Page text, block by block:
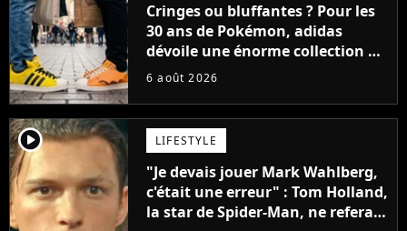
Cringes ou bluffantes ? Pour les
30 ans de Pokémon, adidas
dévoile une énorme collection de
sneakers et je ne sais pas quoi en
6 août 2026
player2 LIFESTYLE
"Je devais jouer Mark Wahlberg,
c'était une erreur" : Tom Holland,
la star de Spider-Man, ne referait